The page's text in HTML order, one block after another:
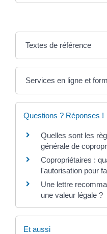
Textes de référence
Services en ligne et
Questions ? Réponses !
Quelles sont les
générale de
Copropriétaires :
l'autorisation pour
Une lettre
une valeur légale ?
Et aussi